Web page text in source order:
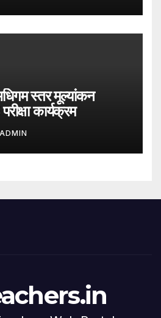
स्तर मूल्यांकन
कार्यक्रम
ADMIN